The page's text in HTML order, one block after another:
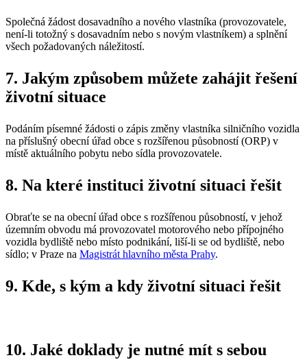
Společná žádost dosavadního a nového vlastníka (provozovatele,
není-li totožný s dosavadním nebo s novým vlastníkem) a splnění
všech požadovaných náležitostí.
7. Jakým způsobem můžete zahájit řešení
životní situace
Podáním písemné žádosti o zápis změny vlastníka silničního vozidla
na příslušný obecní úřad obce s rozšířenou působností (ORP) v
místě aktuálního pobytu nebo sídla provozovatele.
8. Na které instituci životní situaci řešit
Obraťte se na obecní úřad obce s rozšířenou působností, v jehož
územním obvodu má provozovatel motorového nebo přípojného
vozidla bydliště nebo místo podnikání, liší-li se od bydliště, nebo
sídlo; v Praze na Magistrát hlavního města Prahy.
9. Kde, s kým a kdy životní situaci řešit
10. Jaké doklady je nutné mít s sebou